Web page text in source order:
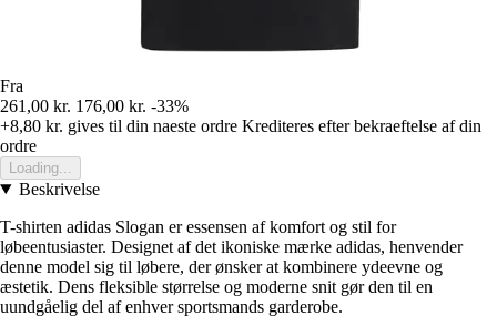
Fra
261,00 kr. 176,00 kr. -33%
+8,80 kr. gives til din naeste ordre Krediteres efter bekraeftelse af din
ordre
Loading...
Beskrivelse
T-shirten adidas Slogan er essensen af komfort og stil for
løbeentusiaster. Designet af det ikoniske mærke adidas, henvender
denne model sig til løbere, der ønsker at kombinere ydeevne og
æstetik. Dens fleksible størrelse og moderne snit gør den til en
uundgåelig del af enhver sportsmands garderobe.